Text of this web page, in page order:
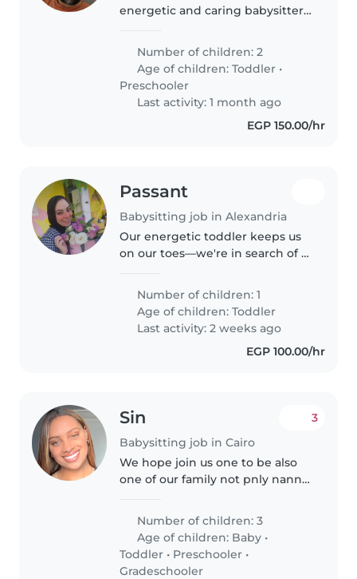
energetic and caring babysitter
2-year-old and a curious 4-year-
old. They have such fun and
engaging personalities..
Number of children: 2
Age of children:Toddler •
Preschooler
Last activity: 1 month ago
EGP 150.00/hr
Passant
Babysitting job in Alexandria
Our energetic toddler keeps us
on our toes—we're in search of a
home. If you thrive in lively,
nurturing surroundings, let's
chat!
Number of children: 1
Age of children:Toddler
Last activity: 2 weeks ago
EGP 100.00/hr
Sin
Babysitting job in Cairo
3
We hope join us one to be also
one of our family not pnly nanny
Number of children: 3
Age of children: Baby •
Toddler • Preschooler •
Gradeschooler